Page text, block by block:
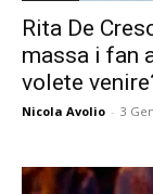
Rita De
massa i fan
volete
Nicola Avolio - 3